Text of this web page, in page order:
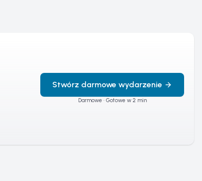
Stwórz darmowe wydarzenie
Darmowe · Gotowe w 2 min